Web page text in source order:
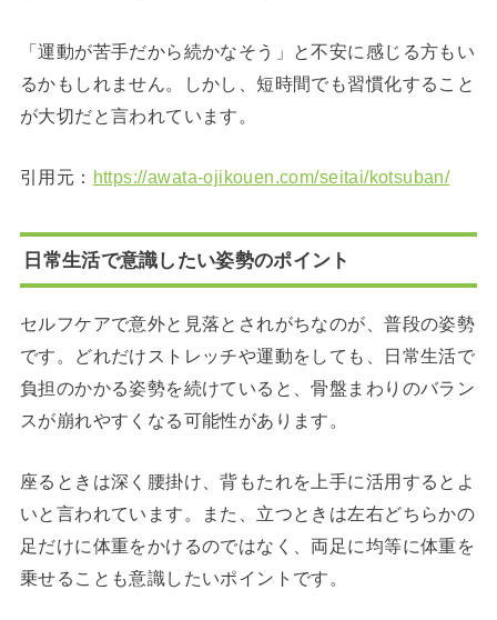
「運動が苦手だから続かなそう」と不安に感じる方もい
るかもしれません。しかし、短時間でも習慣化すること
が大切だと言われています。
引用元： https://awata-ojikouen.com/seitai/kotsuban/
日常生活で意識したい姿勢のポイント
セルフケアで意外と見落とされがちなのが、普段の姿勢
です。どれだけストレッチや運動をしても、日常生活で
負担のかかる姿勢を続けていると、骨盤まわりのバラン
スが崩れやすくなる可能性があります。
座るときは深く腰掛け、背もたれを上手に活用するとよ
いと言われています。また、立つときは左右どちらかの
足だけに体重をかけるのではなく、両足に均等に体重を
乗せることも意識したいポイントです。